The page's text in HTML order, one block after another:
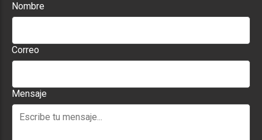
Nombre
Correo
Mensaje